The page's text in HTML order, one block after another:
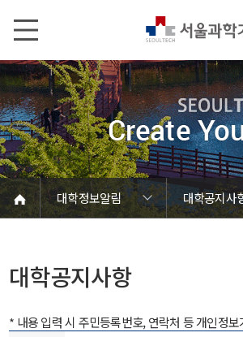
대학정보알림
대학공지사
대학정보
정보공
정보서비
온라인민
청렴행
갑질신고
유실물
대학공지
학사공
장학공
대학원
취업공
대학입
채용정
공모/외부
등록금심의
코로나바이러스
재정위
대학공지사항
* 내용 입력 시 주민등록번호, 연락처 등 개인정